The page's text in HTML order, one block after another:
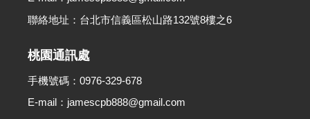
聯絡地址：台北市信義區松山路132號8樓之6
桃園通訊處
手機號碼：0976-329-678
E-mail：jamescpb888@gmail.com